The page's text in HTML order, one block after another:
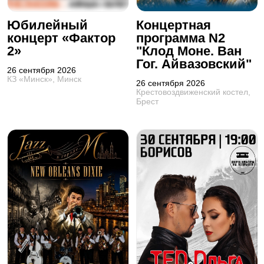
Юбилейный
концерт «Фактор
2»
26 сентября 2026
КЗ «Минск», Минск
Концертная
программа N2
"Клод Моне. Ван
Гог. Айвазовский"
26 сентября 2026
Крестовоздвиженский костел,
Брест